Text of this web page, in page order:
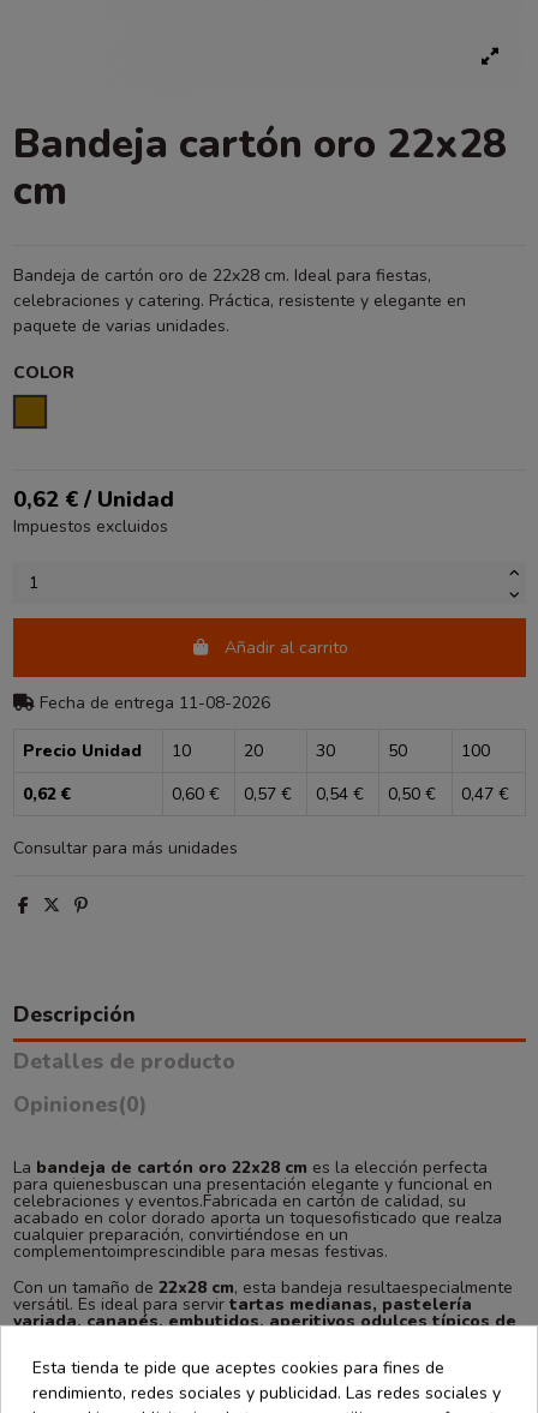
Bandeja cartón oro 22x28
cm
Bandeja de cartón oro de 22x28 cm. Ideal para fiestas,
celebraciones y catering. Práctica, resistente y elegante en
paquete de varias unidades.
COLOR
0,62 € / Unidad
Impuestos excluidos
Añadir al carrito
Fecha de entrega 11-08-2026
Precio Unidad 10 20 30 50
100
0,62 €
0,60 € 0,57 € 0,54 € 0,50 € 0,47 €
Consultar para más unidades
Descripción
Detalles de producto
Opiniones(0)
La bandeja de cartón oro 22x28 cm es la elección perfecta
para quienesbuscan una presentación elegante y funcional en
celebraciones y eventos.Fabricada en cartón de calidad, su
acabado en color dorado aporta un toquesofisticado que realza
cualquier preparación, convirtiéndose en un
complementoimprescindible para mesas festivas.
Con un tamaño de 22x28 cm, esta bandeja resultaespecialmente
versátil. Es ideal para servir tartas medianas, pastelería
variada, canapés, embutidos, aperitivos odulces típicos de
alimentos, evitando deformaciones y manteniendo
unapresentación impecable.
Entre sususos más destacados en fiestas
seencuentran:
Esta tienda te pide que aceptes cookies para fines de
rendimiento, redes sociales y publicidad. Las redes sociales y